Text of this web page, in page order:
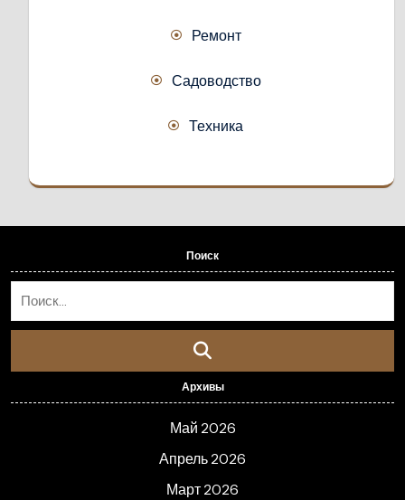
Ремонт
Садоводство
Техника
Поиск
Архивы
Май 2026
Апрель 2026
Март 2026